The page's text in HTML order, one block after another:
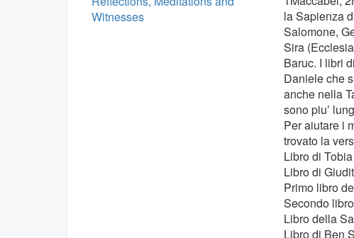
Witnesses
la Sapienza
Salomone,
Sira
Baruc. I libri
Daniele che
anche nella
sono piu’
Per aiutare i
trovato la
Libro di Tobia
Libro di
Primo libro
Secondo
Libro della
Libro di Ben